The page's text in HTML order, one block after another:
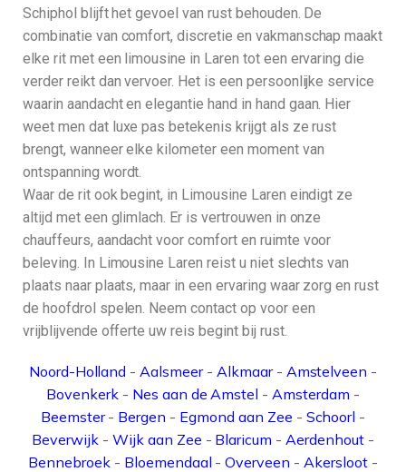
Schiphol blijft het gevoel van rust behouden. De
combinatie van comfort, discretie en vakmanschap maakt
elke rit met een limousine in Laren tot een ervaring die
verder reikt dan vervoer. Het is een persoonlijke service
waarin aandacht en elegantie hand in hand gaan. Hier
weet men dat luxe pas betekenis krijgt als ze rust
brengt, wanneer elke kilometer een moment van
ontspanning wordt.
Waar de rit ook begint, in Limousine Laren eindigt ze
altijd met een glimlach. Er is vertrouwen in onze
chauffeurs, aandacht voor comfort en ruimte voor
beleving. In Limousine Laren reist u niet slechts van
plaats naar plaats, maar in een ervaring waar zorg en rust
de hoofdrol spelen. Neem contact op voor een
vrijblijvende offerte uw reis begint bij rust.
Noord-Holland -Aalsmeer- Alkmaar- Amstelveen -
Bovenkerk- Nes aan de Amstel -Amsterdam -
Beemster- Bergen - Egmond aan Zee - Schoorl -
Beverwijk - Wijk aan Zee - Blaricum -Aerdenhout-
Bennebroek- Bloemendaal -Overveen -Akersloot-